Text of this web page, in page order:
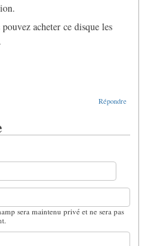
acheter ce disque les
Répondre
sera maintenu privé et ne sera pas